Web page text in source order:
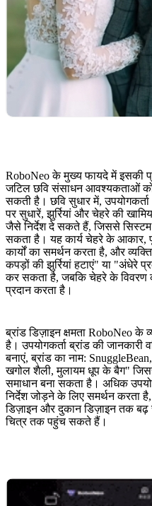
RoboNeo के मुख्य फायदे में इसकी
जटिल छवि संसाधन आवश्यकताओं
सकती है। छवि सुधार में,
पर सुधारें, झुर्रियां और चेहरे की
जैसे निर्देश दे सकते हैं, जिससे सिस्टम
सकता है। यह कार्य चेहरे के आकार,
कार्यों का समर्थन करता है, और
कपड़ों की झुर्रियां हटाएं" या "अंधेरे
कर सकता है, जबकि चेहरे के विवरण
प्रदान करता है।
ब्रांड डिज़ाइन क्षमता RoboNeo के
है। उपयोगकर्ता ब्रांड की
बनाएं, ब्रांड का नाम:
खगोल शैली, मुलायम धूप के बैग"
समाधान बना सकता है। अधिक
निर्देश जोड़ने के लिए समर्थन करता
डिज़ाइन और दुकान डिज़ाइन तक बढ़
चित्र तक पहुंच सकते हैं।